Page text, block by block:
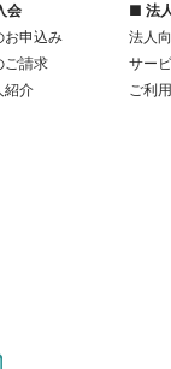
会
お申込み
ご請求
紹介
■ 法
法人
サー
ご利